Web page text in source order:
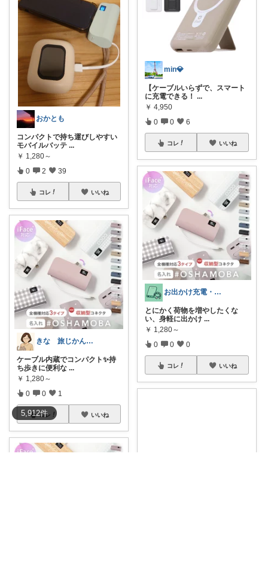
5,912件
おかとも
コンパクトで持ち運びしやすい
モバイルバッテ ...
￥ 1,280～
0 2 39
コレ いいね
きな 旅じかん➕🐈‍⬛
ケーブル内蔵でコンパクト✨持
ち歩きに便利な ...
￥ 1,280～
0 0 1
コレ いいね
min💎
【ケーブルいらずで、スマート
に充電できる！ ...
￥ 4,950
0 0 6
コレ いいね
お出かけ充電・収納グッズROOM
とにかく荷物を増やしたくな
い、身軽に出かけ ...
￥ 1,280～
0 0 0
コレ いいね